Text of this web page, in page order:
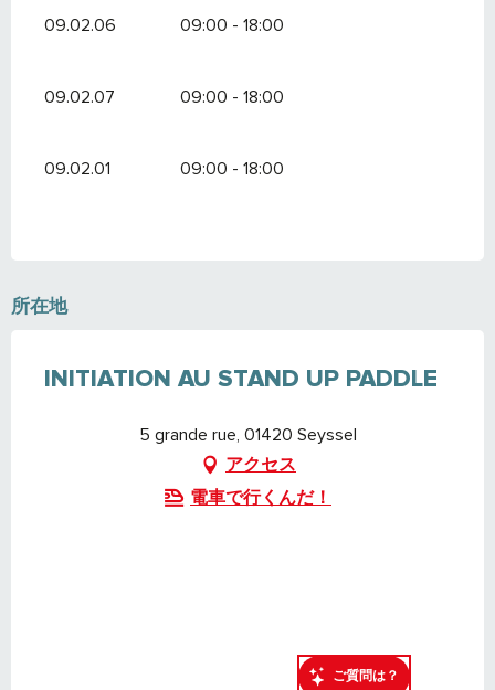
ご質問は？
09.02.06 09:00 - 18:00
09.02.07 09:00 - 18:00
09.02.01 09:00 - 18:00
所在地
INITIATION AU STAND UP PADDLE
5 grande rue, 01420 Seyssel
アクセス
電車で行くんだ！